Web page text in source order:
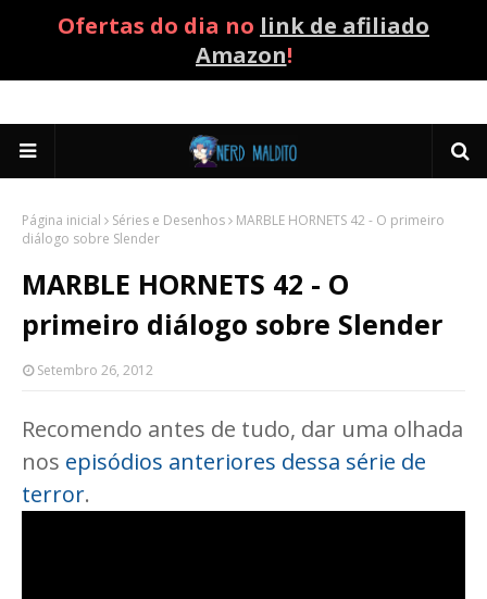
Ofertas do dia no link de afiliado
Amazon!
Página inicial Séries e Desenhos
MARBLE HORNETS 42 - O primeiro
diálogo sobre Slender
MARBLE HORNETS 42 - O
primeiro diálogo sobre Slender
Setembro 26, 2012
Recomendo antes de tudo, dar uma olhada
nos episódios anteriores dessa série de
terror.